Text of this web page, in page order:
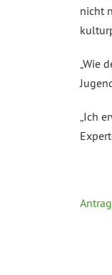
nicht
„Wie
„Ich